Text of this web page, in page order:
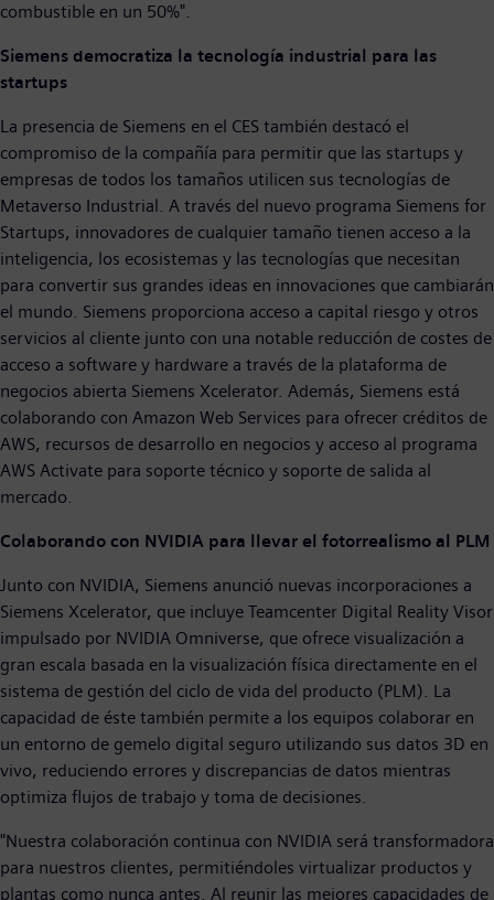
combustible en un 50%".
Siemens democratiza la tecnología industrial para las
startups
La presencia de Siemens en el CES también destacó el
compromiso de la compañía para permitir que las startups y
empresas de todos los tamaños utilicen sus tecnologías de
Metaverso Industrial. A través del nuevo programa Siemens for
Startups, innovadores de cualquier tamaño tienen acceso a la
inteligencia, los ecosistemas y las tecnologías que necesitan
para convertir sus grandes ideas en innovaciones que cambiarán
el mundo. Siemens proporciona acceso a capital riesgo y otros
servicios al cliente junto con una notable reducción de costes de
acceso a software y hardware a través de la plataforma de
negocios abierta Siemens Xcelerator. Además, Siemens está
colaborando con Amazon Web Services para ofrecer créditos de
AWS, recursos de desarrollo en negocios y acceso al programa
AWS Activate para soporte técnico y soporte de salida al
mercado.
Colaborando con NVIDIA para llevar el fotorrealismo al PLM
Junto con NVIDIA, Siemens anunció nuevas incorporaciones a
Siemens Xcelerator, que incluye Teamcenter Digital Reality Visor
impulsado por NVIDIA Omniverse, que ofrece visualización a
gran escala basada en la visualización física directamente en el
sistema de gestión del ciclo de vida del producto (PLM). La
capacidad de éste también permite a los equipos colaborar en
un entorno de gemelo digital seguro utilizando sus datos 3D en
vivo, reduciendo errores y discrepancias de datos mientras
optimiza flujos de trabajo y toma de decisiones.
"Nuestra colaboración continua con NVIDIA será transformadora
para nuestros clientes, permitiéndoles virtualizar productos y
plantas como nunca antes. Al reunir las mejores capacidades de